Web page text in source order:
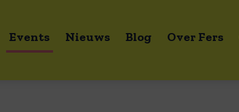
Events Nieuws Blog Over Fers